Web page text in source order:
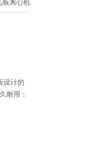
板离心机
设计的
耐用；
心漏